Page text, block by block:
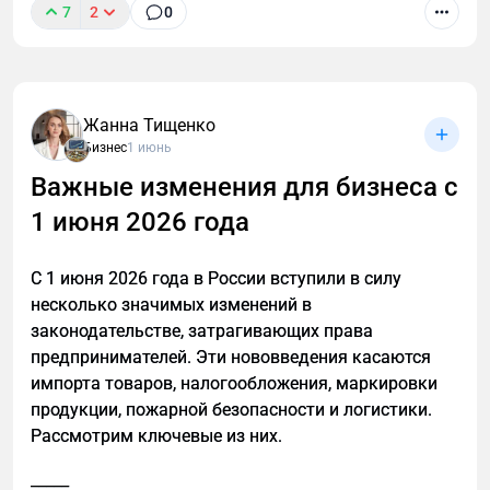
Article для статей;
3. Учет голосового и мобильного сценария
В голосовом поиске пользователь формулирует
запросы иначе. Они звучат как живые вопросы, а
не как набор ключевых слов.
используем естественный язык в заголовках
даем один четкий ответ на один запрос;
избегаем переоптимизированных
формулировок, которые плохо
воспринимаются на слух.
Как подготовить сайт к GEO
материалы, критерии выбора и монтаж. Защита
деталей от царапин.
7 2 0
Жанна Тищенко
Бизнес1 июнь
Важные изменения для бизнеса с
1 июня 2026 года
С 1 июня 2026 года в России вступили в силу
несколько значимых изменений в
законодательстве, затрагивающих права
предпринимателей. Эти нововведения касаются
импорта товаров, налогообложения, маркировки
продукции, пожарной безопасности и логистики.
Рассмотрим ключевые из них.